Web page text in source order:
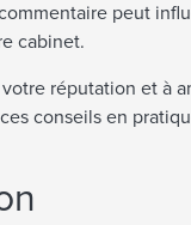
peut
cabinet.
réputation et à
conseils en